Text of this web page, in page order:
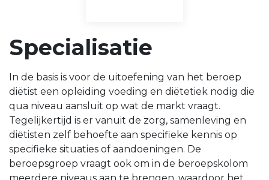
Specialisatie
In de basis is voor de uitoefening van het beroep
diëtist een opleiding voeding en diëtetiek nodig die
qua niveau aansluit op wat de markt vraagt.
Tegelijkertijd is er vanuit de zorg, samenleving en
diëtisten zelf behoefte aan specifieke kennis op
specifieke situaties of aandoeningen. De
beroepsgroep vraagt ook om in de beroepskolom